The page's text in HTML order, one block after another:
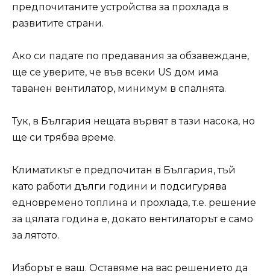
предпочитаните устройства за прохлада в
развитите страни.
Ако си падате по предавания за обзавеждане,
ще се уверите, че във всеки US дом има
таванен вентилатор, минимум в спалнята.
Тук, в България нещата вървят в тази насока, но
ще си трябва време.
Климатикът е предпочитан в България, тъй
като работи дълги години и подсигурява
едновремено топлина и прохлада, т.е. решение
за цялата година е, докато вентилаторът е само
за лятото.
Изборът е ваш. Оставяме на вас решението да